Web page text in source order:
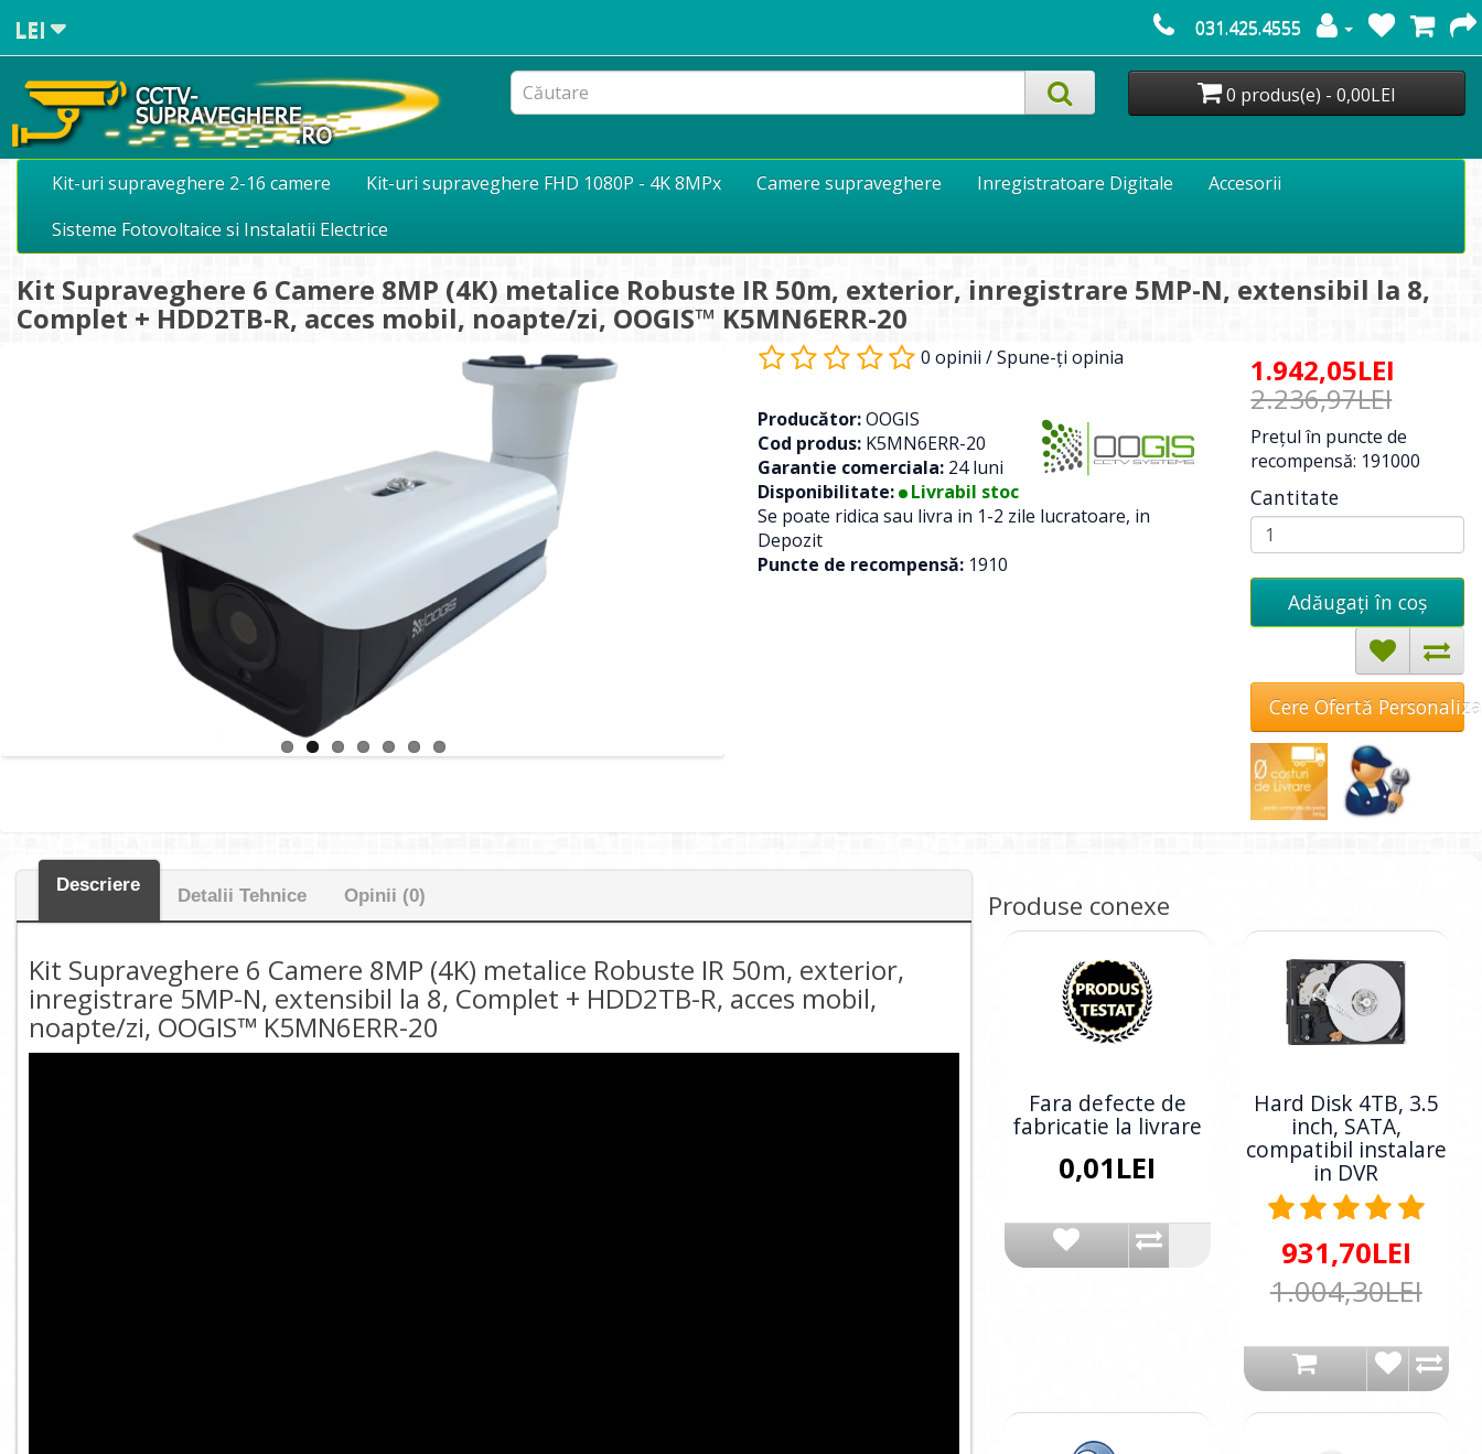
LEI 031.425.4555
0 produs(e) - 0,00LEI
Kit-uri supraveghere 2-16 camere Kit-uri supraveghere FHD 1080P - 4K 8MPx Camere supraveghere Inregistratoare Digitale
Accesorii
Sisteme Fotovoltaice si Instalatii Electrice
Kit Supraveghere 6 Camere 8MP (4K) metalice Robuste IR 50m, exterior, inregistrare 5MP-N, extensibil la 8,
Complet + HDD2TB-R, acces mobil, noapte/zi, OOGIS™ K5MN6ERR-20
0 opinii /Spune-ţi opinia
Producător:OOGIS
Cod produs: K5MN6ERR-20
Garantie comerciala: 24 luni
Disponibilitate:
Livrabil stoc
Se poate ridica sau livra in 1-2 zile lucratoare, in
Depozit
Puncte de recompensă: 1910
1.942,05LEI
2.236,97LEI
Preţul în puncte de
recompensă: 191000
Cantitate
Adăugați în coş
Cere Ofertă
Descriere
Detalii Tehnice Opinii (0)
Kit Supraveghere 6 Camere 8MP (4K) metalice Robuste IR 50m, exterior,
inregistrare 5MP-N, extensibil la 8, Complet + HDD2TB-R, acces mobil,
noapte/zi, OOGIS™ K5MN6ERR-20
Produse conexe
Fara defecte de
fabricatie la livrare
0,01LEI
Hard Disk 4TB, 3.5
inch, SATA,
compatibil instalare
in DVR
931,70LEI
1.004,30LEI